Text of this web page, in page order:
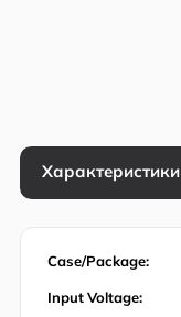
Характеристики
Case/Package:
Input Voltage: